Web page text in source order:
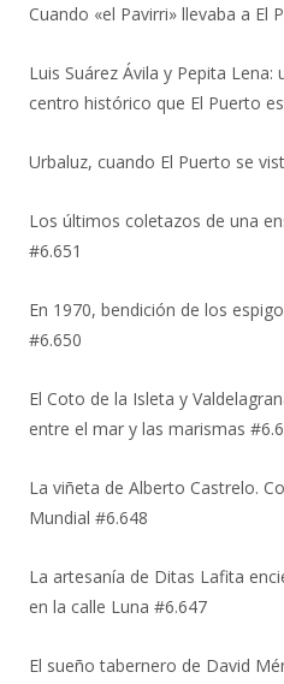
Cuando «el Pavirri» llevaba a El
Luis Suárez Ávila y Pepita
centro histórico que El Puerto
Urbaluz, cuando El Puerto se
Los últimos coletazos de una
#6.651
En 1970, bendición de los
#6.650
El Coto de la Isleta y
entre el mar y las marismas
La viñeta de Alberto Castrelo.
Mundial #6.648
La artesanía de Ditas Lafita
en la calle Luna #6.647
El sueño tabernero de David